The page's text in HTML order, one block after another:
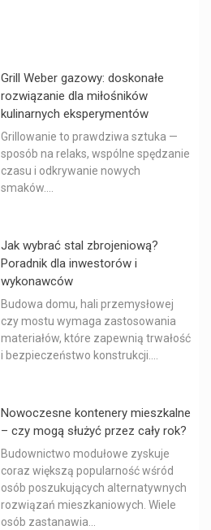
Grill Weber gazowy: doskonałe
rozwiązanie dla miłośników
kulinarnych eksperymentów
Grillowanie to prawdziwa sztuka —
sposób na relaks, wspólne spędzanie
czasu i odkrywanie nowych
smaków....
Jak wybrać stal zbrojeniową?
Poradnik dla inwestorów i
wykonawców
Budowa domu, hali przemysłowej
czy mostu wymaga zastosowania
materiałów, które zapewnią trwałość
i bezpieczeństwo konstrukcji....
Nowoczesne kontenery mieszkalne
– czy mogą służyć przez cały rok?
Budownictwo modułowe zyskuje
coraz większą popularność wśród
osób poszukujących alternatywnych
rozwiązań mieszkaniowych. Wiele
osób zastanawia...